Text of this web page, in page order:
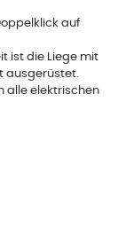
auf
ist die Liege mit
ausgerüstet.
alle elektrischen